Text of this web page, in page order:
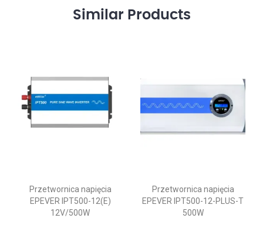
Similar Products
Przetwornica napięcia
EPEVER IPT500-12(E)
12V/500W
Przetwornica napięcia
EPEVER IPT500-12-PLUS-T
500W